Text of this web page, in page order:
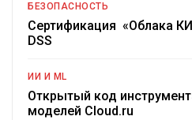
БЕЗОПАСНОСТЬ
Сертификация «Облака
DSS
ИИ И ML
Открытый код
моделей Cloud.ru